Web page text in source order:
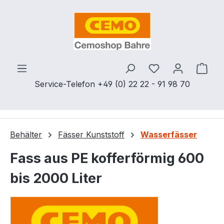
Zum Hauptinhalt springen
Service-Telefon +49 (0) 22 22 - 91 98 70
Du hast 0
Behälter Fässer Kunststoff Wasserfässer
Fass aus PE kofferförmig 600
bis 2000 Liter